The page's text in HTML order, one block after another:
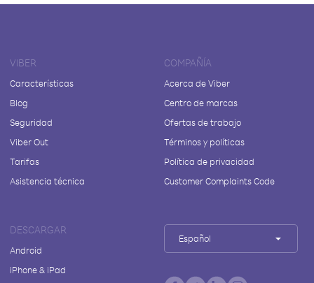
VIBER
Características
Blog
Seguridad
Viber Out
Tarifas
Asistencia técnica
COMPAÑÍA
Acerca de Viber
Centro de marcas
Ofertas de trabajo
Términos y políticas
Política de privacidad
Customer Complaints Code
DESCARGAR
Android
iPhone & iPad
Español